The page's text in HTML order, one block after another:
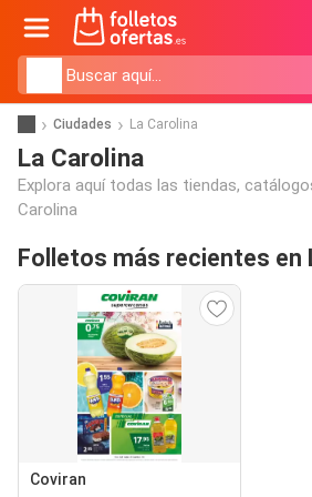
Ciudades La Carolina
La Carolina
Explora aquí todas las tiendas,
Carolina
Folletos más recientes en
Coviran